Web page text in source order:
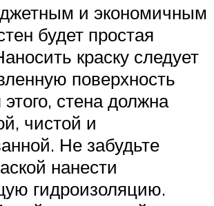
и экономичным
будет простая
краску следует
поверхность
стена должна
чистой и
Не забудьте
нанести
гидроизоляцию.